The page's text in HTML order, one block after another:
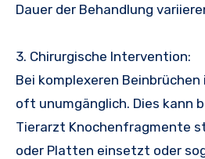
Dauer der Behandlung
3. Chirurgische Intervention:
Bei komplexeren
oft unumgänglich. Dies kann
Tierarzt Knochenfragmente
oder Platten einsetzt oder